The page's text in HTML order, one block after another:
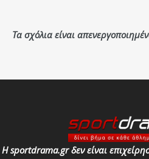
Τα σχόλια είναι
Η sportdrama.gr δεν είναι